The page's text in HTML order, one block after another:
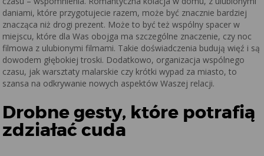
daniami, które przygotujecie razem, może być znacznie bardziej
znacząca niż drogi prezent. Może to być też wspólny spacer w
miejscu, które dla Was obojga ma szczególne znaczenie, czy noc
filmowa z ulubionymi filmami. Takie doświadczenia budują więź i są
dowodem głębokiej troski. Dodatkowo, organizacja wspólnego
czasu, jak warsztaty malarskie czy krótki wypad za miasto, to
szansa na odkrywanie nowych aspektów Waszej relacji.
Drobne gesty, które potrafią
zdziałać cuda